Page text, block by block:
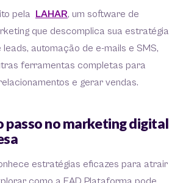
pela LAHAR, um software de
que descomplica sua estratégia
automação de e-mails e SMS,
ferramentas completas para
e gerar vendas.
passo no marketing digital
estratégias eficazes para atrair